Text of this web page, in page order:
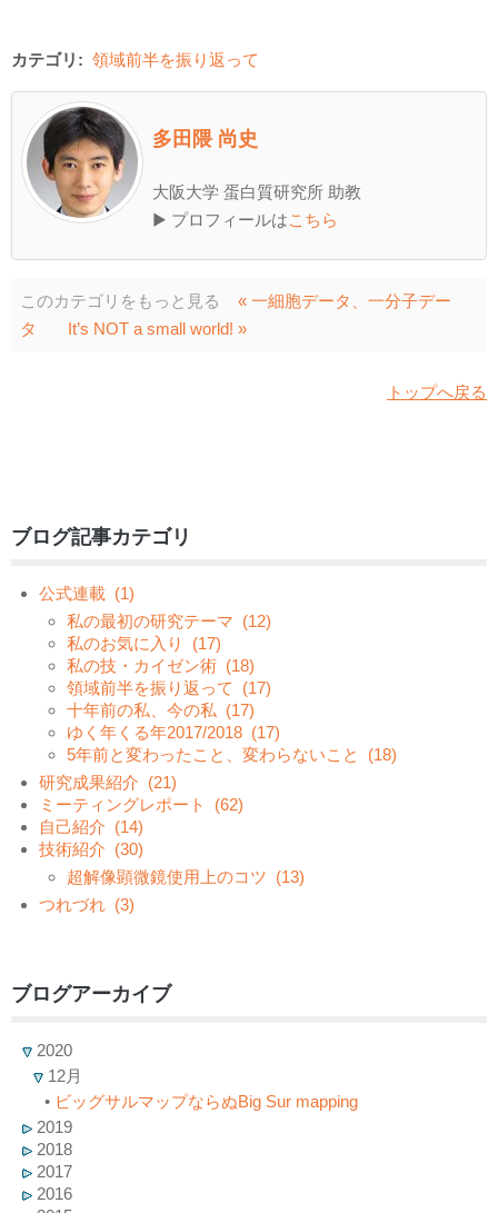
カテゴリ: 領域前半を振り返って
多田隈 尚史
大阪大学 蛋白質研究所 助教
▶ プロフィールはこちら
このカテゴリをもっと見る
« 一細胞データ、一分子デー
タ
It’s NOT a small world! »
トップへ戻る
ブログ記事カテゴリ
公式連載 (1)
私の最初の研究テーマ (12)
私のお気に入り
(17)
私の技・カイゼン術 (18)
領域前半を振り返って
(17)
十年前の私、今の私 (17)
ゆく年くる年2017/2018 (17)
5年前と変わったこと、変わらないこと
(18)
研究成果紹介 (21)
ミーティングレポート
(62)
自己紹介 (14)
技術紹介 (30)
超解像顕微鏡使用上のコツ (13)
つれづれ (3)
ブログアーカイブ
2020
12月
• ビッグサルマップならぬBig Sur mapping
2019
2018
2017
2016